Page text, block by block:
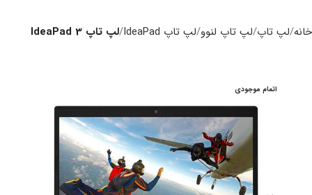
خانه لپ تاپ لپ‌ تاپ لنوو لپ تاپ IdeaPad لپ تاپ IdeaPad 3
اتمام موجودی